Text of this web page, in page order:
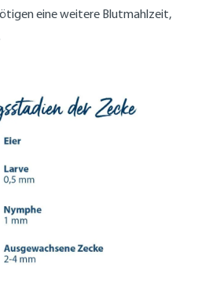
eine weitere Blutmahlzeit,